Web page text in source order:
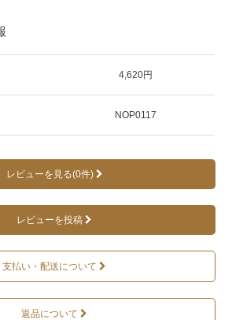
4,620円
NOP0117
レビューを見る(0件)
レビューを投稿
支払い・配送について
返品について